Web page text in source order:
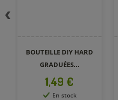
BOUTEILLE DIY HARD
GRADUÉES...
Prix
1,49 €
En stock